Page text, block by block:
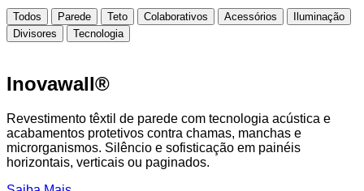
Todos Parede Teto Colaborativos Acessórios
Iluminação
Divisores
Tecnologia
Inovawall®
Revestimento têxtil de parede com tecnologia acústica e
acabamentos protetivos contra chamas, manchas e
microrganismos. Silêncio e sofisticação em painéis
horizontais, verticais ou paginados.